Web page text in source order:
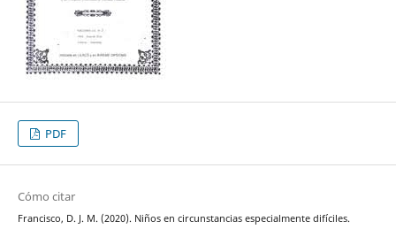
PDF
Cómo citar
Francisco, D. J. M. (2020). Niños en circunstancias especialmente difíciles.